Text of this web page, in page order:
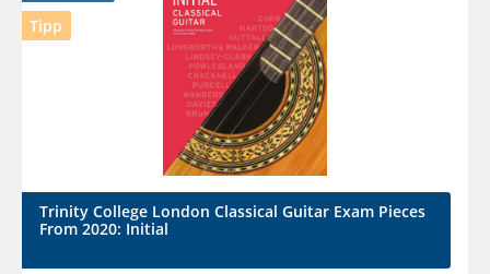
Tipp
Trinity College London Classical Guitar Exam Pieces
From 2020: Initial